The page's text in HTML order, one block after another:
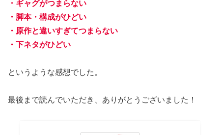
・ギャグがつまらない
・脚本・構成がひどい
・原作と違いすぎてつまらない
・下ネタがひどい
というような感想でした。
最後まで読んでいただき、ありがとうございました！